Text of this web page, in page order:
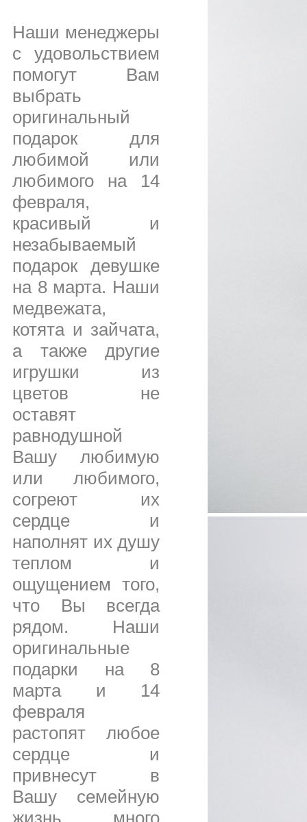
Наши менеджеры
с удовольствием
помогут Вам
выбрать
оригинальный
подарок для
любимой или
любимого на 14
февраля,
красивый и
незабываемый
подарок девушке
на 8 марта. Наши
медвежата,
котята и зайчата,
а также другие
игрушки из
цветов не
оставят
равнодушной
Вашу любимую
или любимого,
согреют их
сердце и
наполнят их душу
теплом и
ощущением того,
что Вы всегда
рядом. Наши
оригинальные
подарки на 8
марта и 14
февраля
растопят любое
сердце и
привнесут в
Вашу семейную
жизнь много